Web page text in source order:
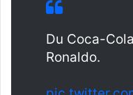
Du Coca-
Ronaldo.